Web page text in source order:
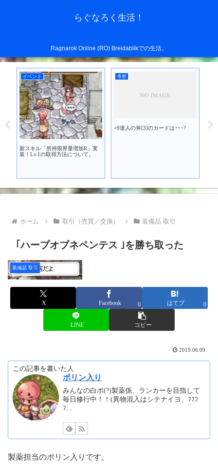
らぐなろく生活！
Ragnarok Online (RO) Breidablikでの生活。
イベント
新スキル「所持限界量増加R」実
装！Lv.1の取得方法について。
考察
+9達人の斧[3]のカードは･･･?
ホーム 取引（売買／交換） 装備品 取引
｢ハープオブネペンテス ｣を勝ち取った
装備品 取引
X Facebook 0 はてブ 0
LINE コピー
2019.06.09
この記事を書いた人
ポリン入り
みんなの白ポ(?)製薬係、ランカーを目指して
毎日修行中！！(異物混入はシテナイヨ、ﾌﾌﾌ
ﾌ...
製薬担当のポリン入りです。